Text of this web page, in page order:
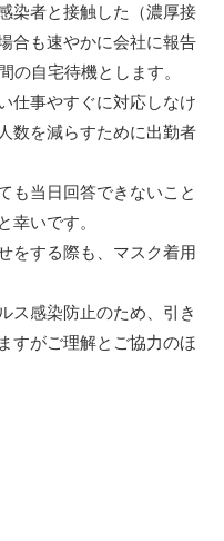
染者と接触した（濃厚接
合も速やかに会社に報告
の自宅待機とします。
仕事やすぐに対応しなけ
数を減らすために出勤者
も当日回答できないこと
幸いです。
をする際も、マスク着用
ス感染防止のため、引き
すがご理解とご協力のほ